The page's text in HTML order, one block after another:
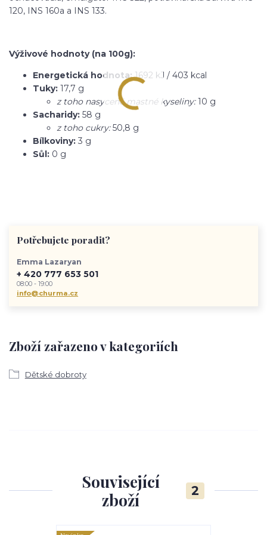
120, INS 160a a INS 133.
Výživové hodnoty (na 100g):
Energetická hodnota:1692 kJ / 403 kcal
Tuky: 17,7 g
z toho nasycené mastné kyseliny:10 g
Sacharidy: 58 g
z toho cukry:50,8 g
Bílkoviny: 3 g
Sůl: 0 g
Zboží zařazeno v kategoriích
Dětské dobroty
Potřebujete poradit?
Emma Lazaryan
+ 420 777 653 501
08:00 - 19:00
info@churma.cz
Související
zboží
2